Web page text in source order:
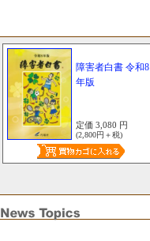
障害者白書 令和8
年版
定価 3,080 円
(2,800円＋税)